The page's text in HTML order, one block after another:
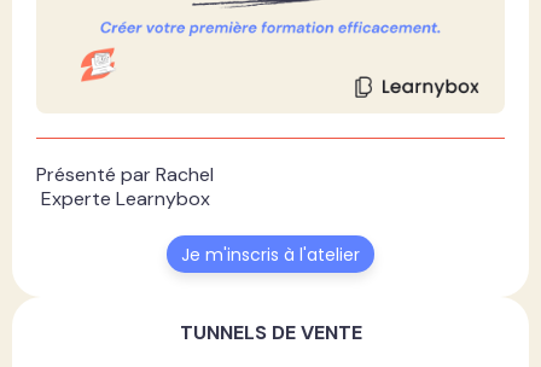
Présenté par Rachel
Experte Learnybox
Je m'inscris à l'atelier
TUNNELS DE VENTE